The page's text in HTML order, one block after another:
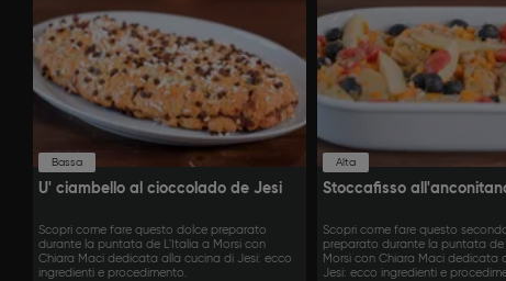
Bassa
U' ciambello al cioccolado de Jesi
Scopri come fare questo dolce preparato
durante la puntata de L'Italia a Morsi con
Chiara Maci dedicata alla cucina di Jesi: ecco
ingredienti e procedimento.
Alta
Stoccafisso
Scopri come fare questo
preparato durante la puntata de
Morsi con Chiara Maci dedicata
Jesi: ecco ingredienti e